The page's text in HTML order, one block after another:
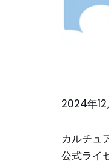
2024年12
カルチュ
公式ライ